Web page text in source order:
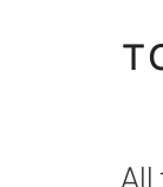
All